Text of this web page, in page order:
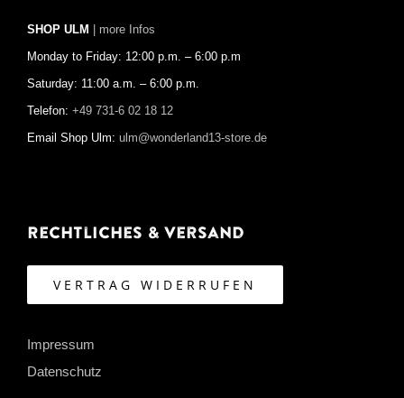
SHOP ULM | more Infos
Monday to Friday: 12:00 p.m. – 6:00 p.m
Saturday: 11:00 a.m. – 6:00 p.m.
Telefon: +49 731-6 02 18 12
Email Shop Ulm: ulm@wonderland13-store.de
Rechtliches & Versand
VERTRAG WIDERRUFEN
Impressum
Datenschutz